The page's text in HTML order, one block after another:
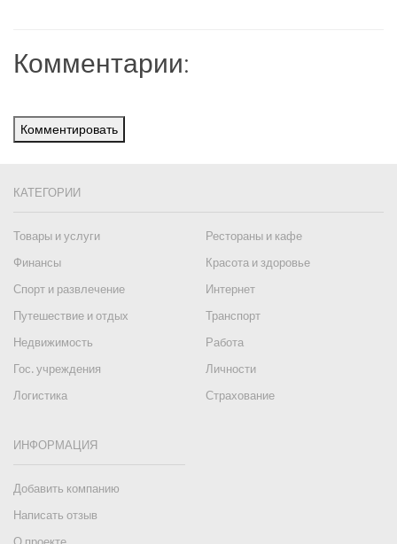
Комментарии:
Комментировать
КАТЕГОРИИ
Товары и услуги
Рестораны и кафе
Финансы
Красота и здоровье
Спорт и развлечение
Интернет
Путешествие и отдых
Транспорт
Недвижимость
Работа
Гос. учреждения
Личности
Логистика
Страхование
ИНФОРМАЦИЯ
Добавить компанию
Написать отзыв